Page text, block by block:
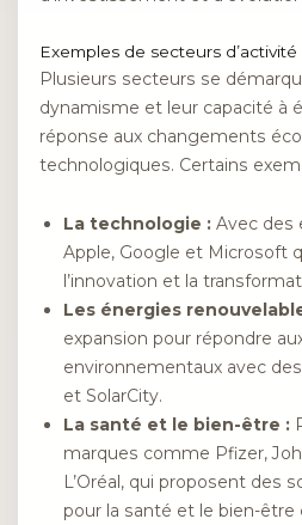
Exemples de secteurs
Plusieurs secteurs se
dynamisme et leur capacité à
réponse aux changements
technologiques. Certains
La technologie : Avec des
Apple, Google et Microsoft
l’innovation et la
Les énergies
expansion pour répondre
environnementaux avec
et SolarCity.
La santé et le bien-être :
marques comme Pfizer,
L’Oréal, qui proposent des
pour la santé et le bien-être